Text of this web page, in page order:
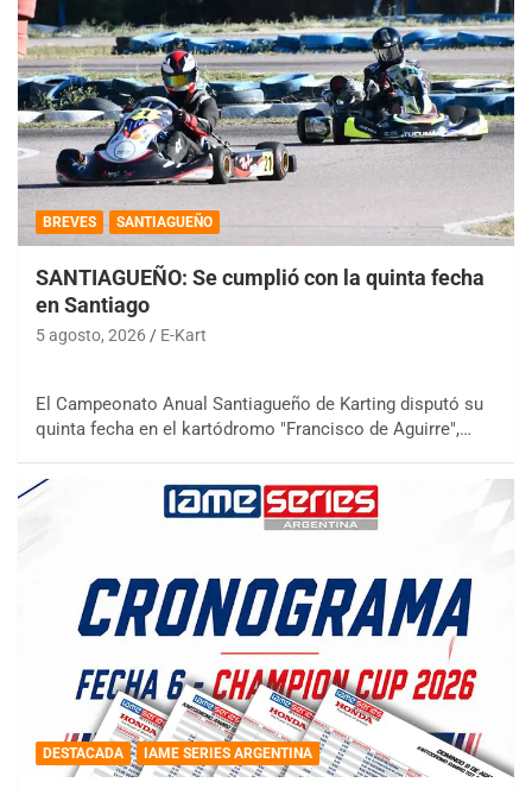
BREVES SANTIAGUEÑO
SANTIAGUEÑO: Se cumplió con la quinta fecha
en Santiago
5 agosto, 2026 E-Kart
El Campeonato Anual Santiagueño de Karting disputó su
quinta fecha en el kartódromo "Francisco de Aguirre",…
DESTACADA IAME SERIES ARGENTINA